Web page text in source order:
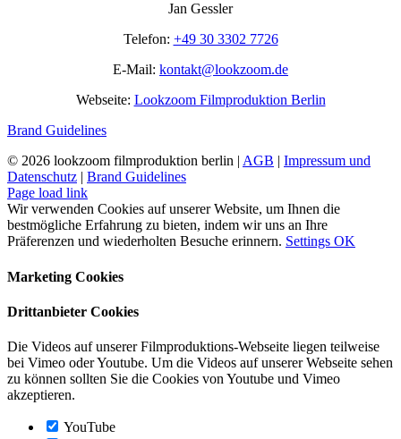
Jan Gessler
Telefon: +49 30 3302 7726
E-Mail: kontakt@lookzoom.de
Webseite: Lookzoom Filmproduktion Berlin
Brand Guidelines
© 2026 lookzoom filmproduktion berlin | AGB | Impressum und
Datenschutz | Brand Guidelines
Facebook
Vimeo
YouTube
Instagram
Page load link
Wir verwenden Cookies auf unserer Website, um Ihnen die
bestmögliche Erfahrung zu bieten, indem wir uns an Ihre
Präferenzen und wiederholten Besuche erinnern. Settings OK
Marketing Cookies
Drittanbieter Cookies
Die Videos auf unserer Filmproduktions-Webseite liegen teilweise
bei Vimeo oder Youtube. Um die Videos auf unserer Webseite sehen
zu können sollten Sie die Cookies von Youtube und Vimeo
akzeptieren.
YouTube